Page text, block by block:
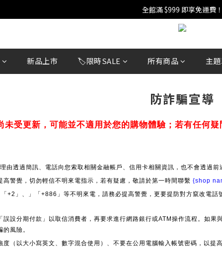
週年慶活開跑：全館88折 | 買1送1 |
全館滿 $999 即享免運費！
週年慶活開跑：全館88折 | 買1送1 |
新品上市 🏷️限時SALE 所有商品 主
防詐騙宣導
受更新，可能並不適用於您的購物體驗；若有任何疑
由透過簡訊、電話向您索取相關金融帳戶、信用卡相關資訊，也不會透過前
警覺，切勿輕信不明來電指示，若有疑慮，敬請於第一時間聯繫 {shop
+2」、」「+886」等不明來電，請務必提高警覺，更要提防對方竄改電
誤設分期付款」以取信消費者，再要求進行網路銀行或ATM操作流程。如
風險。
（以大小寫英文、數字混合使用）、不要在公用電腦輸入帳號密碼，以提高